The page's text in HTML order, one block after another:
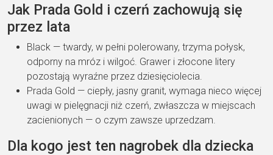
Jak Prada Gold i czerń zachowują się
przez lata
Black — twardy, w pełni polerowany, trzyma połysk,
odporny na mróz i wilgoć. Grawer i złocone litery
pozostają wyraźne przez dziesięciolecia.
Prada Gold — ciepły, jasny granit, wymaga nieco więcej
uwagi w pielęgnacji niż czerń, zwłaszcza w miejscach
zacienionych — o czym zawsze uprzedzam.
Dla kogo jest ten nagrobek dla dziecka